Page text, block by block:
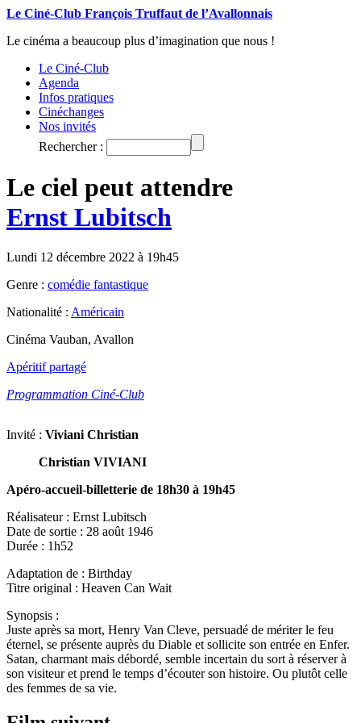
Le Ciné-Club François Truffaut de l’Avallonnais
Le cinéma a beaucoup plus d’imagination que nous !
Le Ciné-Club
Agenda
Infos pratiques
Cinéchanges
Nos invités
Rechercher :
Le ciel peut attendre
Ernst Lubitsch
Lundi 12 décembre 2022 à 19h45
Genre : comédie fantastique
Nationalité : Américain
Cinéma Vauban, Avallon
Apéritif partagé
Programmation Ciné-Club
Invité : Viviani Christian
Christian VIVIANI
Apéro-accueil-billetterie de 18h30 à 19h45
Réalisateur : Ernst Lubitsch
Date de sortie : 28 août 1946
Durée : 1h52
Adaptation de : Birthday
Titre original : Heaven Can Wait
Synopsis :
Juste après sa mort, Henry Van Cleve, persuadé de mériter le feu
éternel, se présente auprès du Diable et sollicite son entrée en Enfer.
Satan, charmant mais débordé, semble incertain du sort à réserver à
son visiteur et prend le temps d’écouter son histoire. Ou plutôt celle
des femmes de sa vie.